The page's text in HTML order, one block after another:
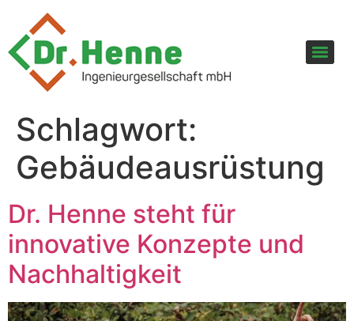
Schlagwort:
Gebäudeausrüstung
Dr. Henne steht für
innovative Konzepte und
Nachhaltigkeit